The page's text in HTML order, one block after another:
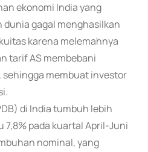
ekonomi India yang
gagal menghasilkan
karena melemahnya
tarif AS membebani
membuat investor
di India tumbuh lebih
pada kuartal April-Juni
nominal, yang